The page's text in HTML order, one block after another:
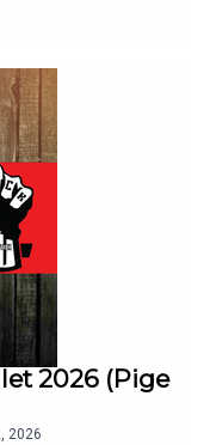
2026 (Pige
2026